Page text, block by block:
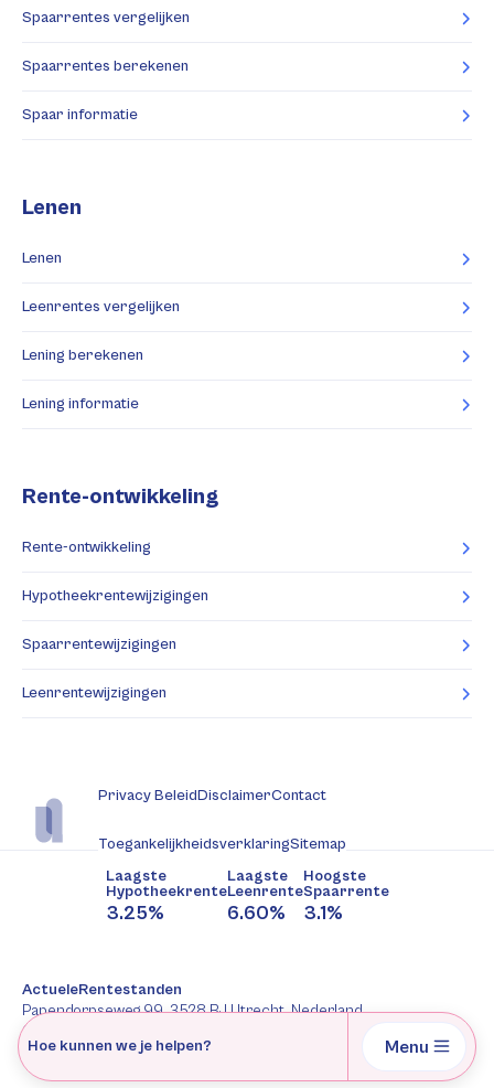
Spaarrentes vergelijken
Spaarrentes berekenen
Spaar informatie
Lenen
Lenen
Leenrentes vergelijken
Lening berekenen
Lening informatie
Rente-ontwikkeling
Rente-ontwikkeling
Hypotheekrentewijzigingen
Spaarrentewijzigingen
Leenrentewijzigingen
Privacy BeleidDisclaimerContact
ToegankelijkheidsverklaringSitemap
Laagste
Hypotheekrente
3.25%
Laagste
Leenrente
6.60%
Hoogste
Spaarrente
3.1%
ActueleRentestanden
Papendorpseweg 99, 3528 BJ Utrecht, Nederland
088-2277344
AFM: 12047091
Hoe kunnen we je helpen? Menu